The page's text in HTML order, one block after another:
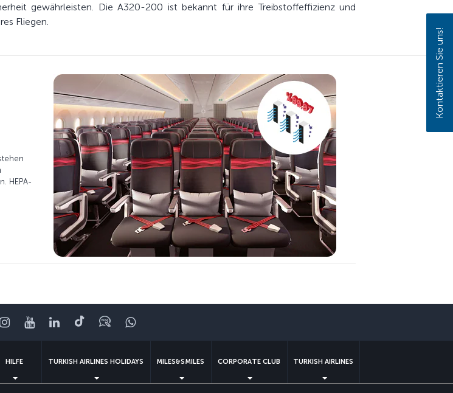
gewährleisten. Die A320-200 ist bekannt für ihre Treibstoffeffizienz und
Fliegen.
HEPA-
Instagram
YouTubeLinkedIn
TikTokBlogWhatsapp
HILFE TURKISH AIRLINES HOLIDAYS MILES&SMILES CORPORATE CLUB TURKISH AIRLINES
Kontaktieren Sie uns!